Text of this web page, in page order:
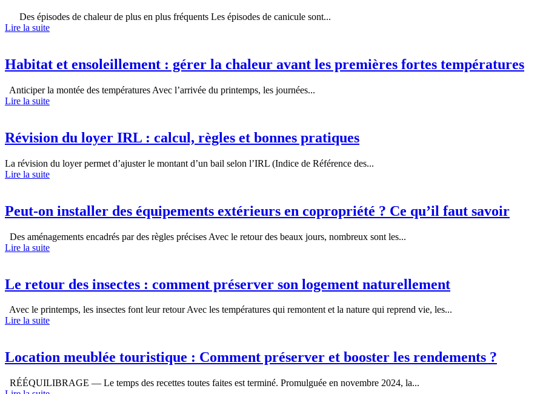
Des épisodes de chaleur de plus en plus fréquents Les épisodes de canicule sont...
Lire la suite
Habitat et ensoleillement : gérer la chaleur avant les premières fortes températures
Anticiper la montée des températures Avec l’arrivée du printemps, les journées...
Lire la suite
Révision du loyer IRL : calcul, règles et bonnes pratiques
La révision du loyer permet d’ajuster le montant d’un bail selon l’IRL (Indice de Référence des...
Lire la suite
Peut-on installer des équipements extérieurs en copropriété ? Ce qu’il faut savoir
Des aménagements encadrés par des règles précises Avec le retour des beaux jours, nombreux sont les...
Lire la suite
Le retour des insectes : comment préserver son logement naturellement
Avec le printemps, les insectes font leur retour Avec les températures qui remontent et la nature qui reprend vie, les...
Lire la suite
Location meublée touristique : Comment préserver et booster les rendements ?
RÉÉQUILIBRAGE — Le temps des recettes toutes faites est terminé. Promulguée en novembre 2024, la...